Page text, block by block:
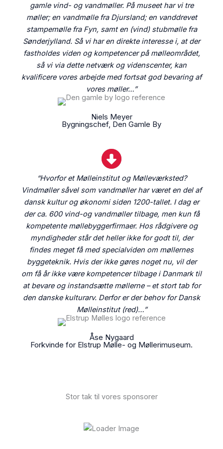
gamle vind- og vandmøller. På museet har vi tre
møller; en vandmølle fra Djursland; en vanddrevet
stampemølle fra Fyn, samt en (vind) stubmølle fra
Sønderjylland. Så vi har en direkte interesse i, at der
fastholdes viden og kompetencer på mølleområdet,
så vi via dette netværk og videnscenter, kan
kvalificere vores arbejde med fortsat god bevaring af
vores møller…”
Niels Meyer
Bygningschef, Den Gamle By
“Hvorfor et Mølleinstitut og Mølleværksted?
Vindmøller såvel som vandmøller har været en del af
dansk kultur og økonomi siden 1200-tallet. I dag er
der ca. 600 vind-og vandmøller tilbage, men kun få
kompetente møllebyggerfirmaer. Hos rådgivere og
myndigheder står det heller ikke for godt til, der
findes meget få med specialviden om møllernes
byggeteknik. Hvis der ikke gøres noget nu, vil der
om få år ikke være kompetencer tilbage i Danmark til
at bevare og instandsætte møllerne – et stort tab for
den danske kulturarv. Derfor er der behov for Dansk
Mølleinstitut (red)…”
Åse Nygaard
Forkvinde for Elstrup Mølle- og Møllerimuseum.
Stor tak til vores sponsorer